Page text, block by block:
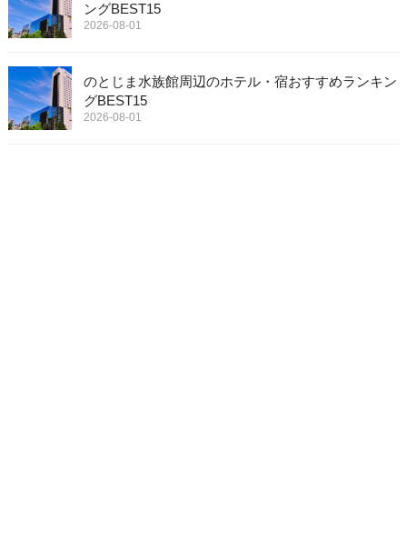
ングBEST15
2026-08-01
のとじま水族館周辺のホテル・宿おすすめランキン
グBEST15
2026-08-01